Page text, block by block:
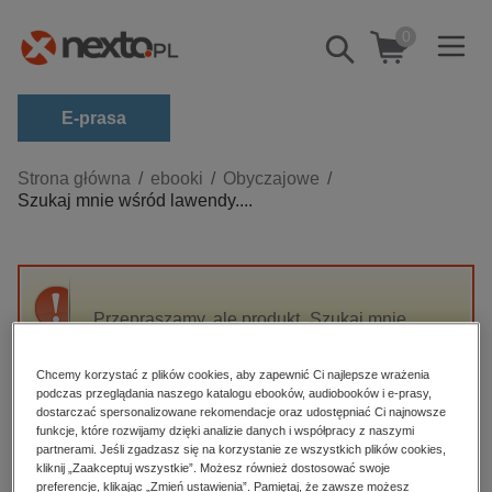
Pokaż/schowaj
wyszukiwarkę
0
E-prasa
Kategorie
Zobacz wszystkie E-prasa
budownictwo, aranżacja wnętrz
darmowe wydania
edukacja
hobby, sport, rozrywka
komputery, internet, technologie, informatyka
Strona główna ebooki
Obyczajowe
Szukaj mnie wśród lawendy....
Przepraszamy, ale produkt „Szukaj mnie
High-contrast mode
Polecane
Chcemy korzystać z plików cookies, aby zapewnić Ci najlepsze wrażenia
podczas przeglądania naszego katalogu ebooków, audiobooków i e-prasy,
dostarczać spersonalizowane rekomendacje oraz udostępniać Ci najnowsze
funkcje, które rozwijamy dzięki analizie danych i współpracy z naszymi
partnerami. Jeśli zgadzasz się na korzystanie ze wszystkich plików cookies,
kliknij „Zaakceptuj wszystkie”. Możesz również dostosować swoje
preferencje, klikając „Zmień ustawienia”. Pamiętaj, że zawsze możesz